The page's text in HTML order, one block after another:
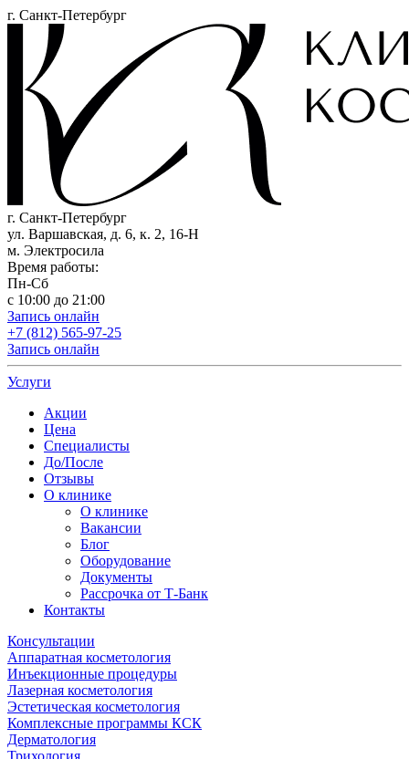
г. Санкт-Петербург
г. Санкт-Петербург
ул. Варшавская, д. 6, к. 2, 16-Н
м. Электросила
Время работы:
Пн-Сб
с 10:00 до 21:00
Запись онлайн
+7 (812) 565-97-25
Запись онлайн
Услуги
Акции
Цена
Специалисты
До/После
Отзывы
О клинике
О клинике
Вакансии
Блог
Оборудование
Документы
Рассрочка от Т-Банк
Контакты
Консультации
Аппаратная косметология
Инъекционные процедуры
Лазерная косметология
Эстетическая косметология
Комплексные программы КСК
Дерматология
Трихология